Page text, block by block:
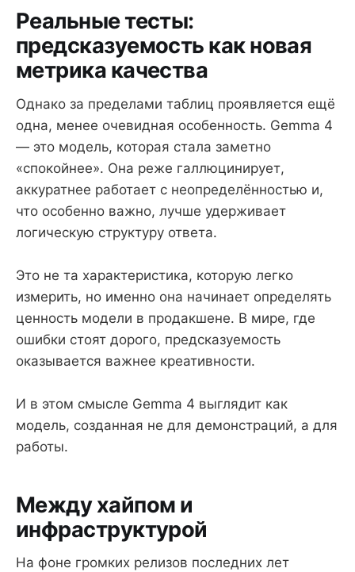
Реальные тесты:
предсказуемость как новая
метрика качества
Однако за пределами таблиц проявляется ещё
одна, менее очевидная особенность. Gemma 4
— это модель, которая стала заметно
«спокойнее». Она реже галлюцинирует,
аккуратнее работает с неопределённостью и,
что особенно важно, лучше удерживает
логическую структуру ответа.
Это не та характеристика, которую легко
измерить, но именно она начинает определять
ценность модели в продакшене. В мире, где
ошибки стоят дорого, предсказуемость
оказывается важнее креативности.
И в этом смысле Gemma 4 выглядит как
модель, созданная не для демонстраций, а для
работы.
Между хайпом и
инфраструктурой
На фоне громких релизов последних лет